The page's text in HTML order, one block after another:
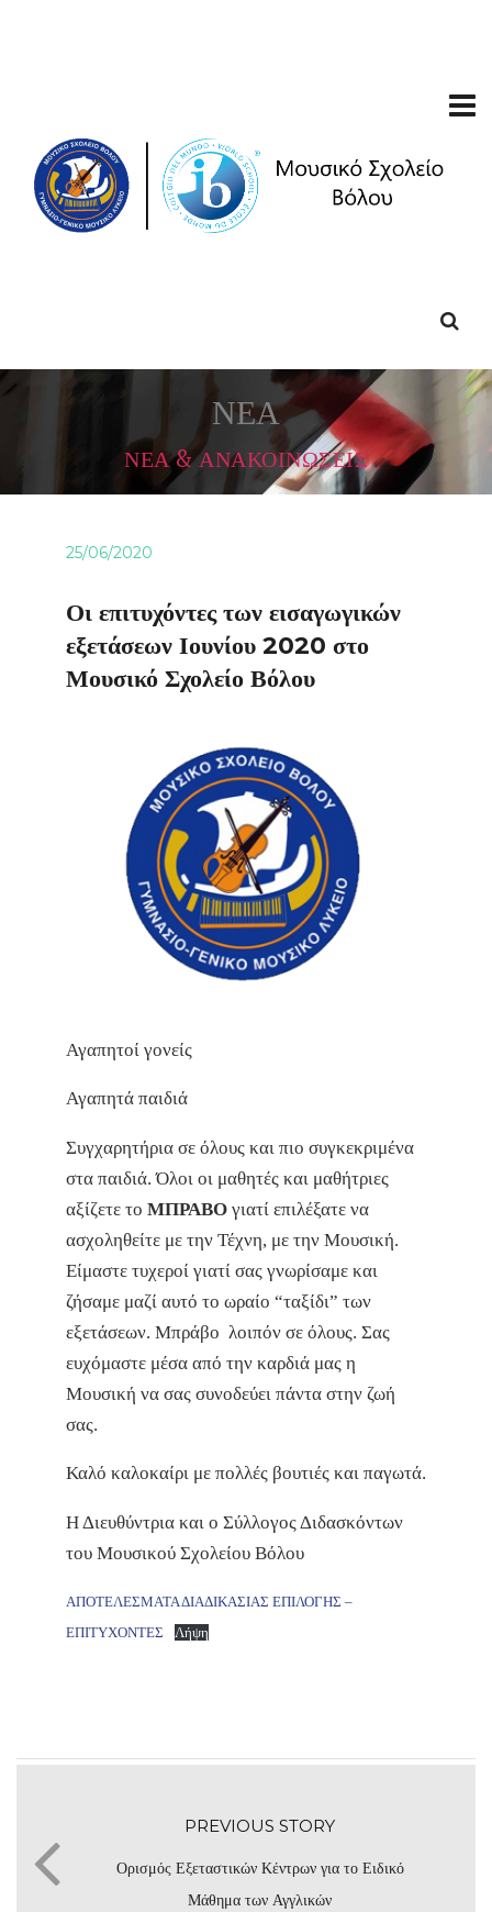
ΝΕΑ
ΝΕΑ & ΑΝΑΚΟΙΝΩΣΕΙΣ
25/06/2020
Οι επιτυχόντες των εισαγωγικών
εξετάσεων Ιουνίου 2020 στο
Μουσικό Σχολείο Βόλου
Αγαπητοί γονείς
Αγαπητά παιδιά
Συγχαρητήρια σε όλους και πιο συγκεκριμένα
στα παιδιά. Όλοι οι μαθητές και μαθήτριες
αξίζετε το ΜΠΡΑΒΟ γιατί επιλέξατε να
ασχοληθείτε με την Τέχνη, με την Μουσική.
Είμαστε τυχεροί γιατί σας γνωρίσαμε και
ζήσαμε μαζί αυτό το ωραίο “ταξίδι” των
εξετάσεων. Μπράβο λοιπόν σε όλους. Σας
ευχόμαστε μέσα από την καρδιά μας η
Μουσική να σας συνοδεύει πάντα στην ζωή
σας.
Καλό καλοκαίρι με πολλές βουτιές και παγωτά.
Η Διευθύντρια και ο Σύλλογος Διδασκόντων
του Μουσικού Σχολείου Βόλου
ΑΠΟΤΕΛΕΣΜΑΤΑ ΔΙΑΔΙΚΑΣΙΑΣ ΕΠΙΛΟΓΗΣ –
ΕΠΙΤΥΧΟΝΤΕΣ
Λήψη
PREVIOUS STORY
Ορισμός Εξεταστικών Κέντρων για το Ειδικό
Μάθημα των Αγγλικών